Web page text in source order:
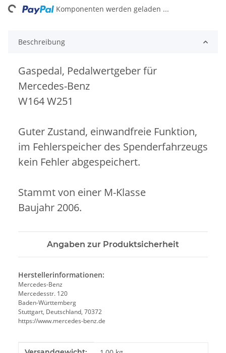
Komponenten werden geladen ...
Beschreibung
Gaspedal, Pedalwertgeber für
Mercedes-Benz
W164 W251
Guter Zustand, einwandfreie Funktion,
im Fehlerspeicher des Spenderfahrzeugs
kein Fehler abgespeichert.
Stammt von einer M-Klasse
Baujahr 2006.
Angaben zur Produktsicherheit
Herstellerinformationen:
Mercedes-Benz
Mercedesstr. 120
Baden-Württemberg
Stuttgart, Deutschland, 70372
https://www.mercedes-benz.de